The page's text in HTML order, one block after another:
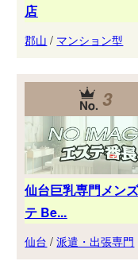
店
郡山 / マンション型
3
仙台巨乳専門メン
テ Be...
仙台 /派遣・出張専門